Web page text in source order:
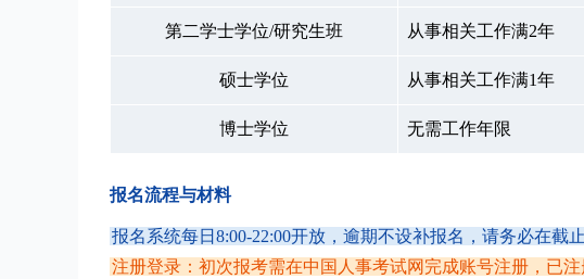
第二学士学位/研究生班 从事相关工作满2年
硕士学位 从事相关工作满1年
博士学位 无需工作年限
报名流程与材料
报名系统每日8:00-22:00开放，逾期不设补报名，请务必在截
注册登录：初次报考需在中国人事考试网完成账号注册，已